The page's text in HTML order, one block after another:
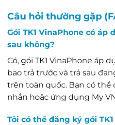
Câu hỏi thường gặp
Gói TK1 VinaPhone có áp
sau không?
Có, gói TK1 VinaPhone áp
bao trả trước và trả sau
trên toàn quốc. Bạn có thể
nhắn hoặc ứng dụng My
Tôi có thể đăng ký gói